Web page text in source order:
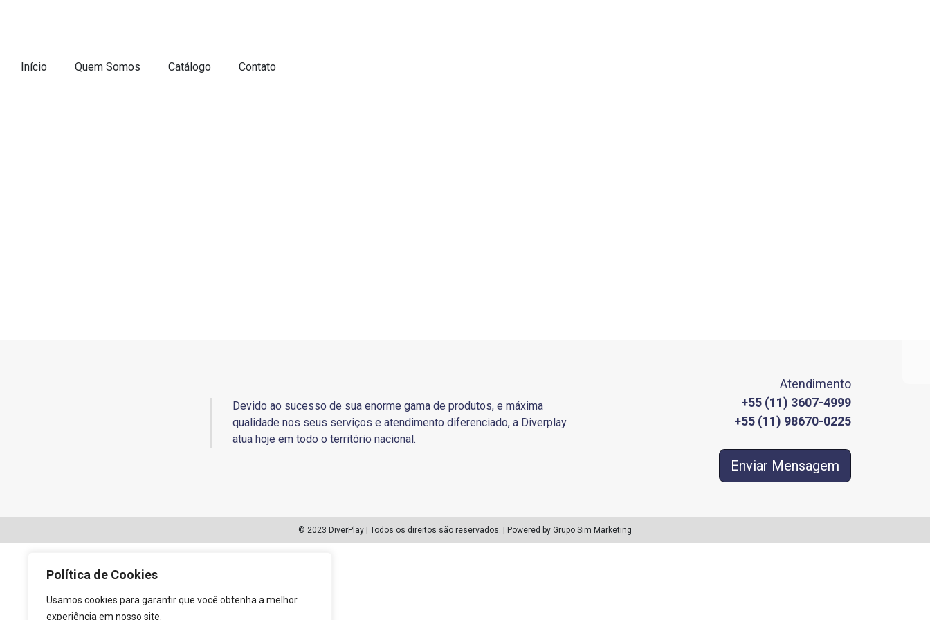
Política de Cookies
Usamos cookies para garantir que você obtenha a melhor
experiência em nosso site.
Início Quem Somos Catálogo Contato
Devido ao sucesso de sua enorme gama de produtos, e máxima
qualidade nos seus serviços e atendimento diferenciado, a Diverplay
atua hoje em todo o território nacional.
Atendimento
+55 (11) 3607-4999
+55 (11) 98670-0225
Enviar Mensagem
© 2023 DiverPlay | Todos os direitos são reservados. | Powered by Grupo Sim Marketing